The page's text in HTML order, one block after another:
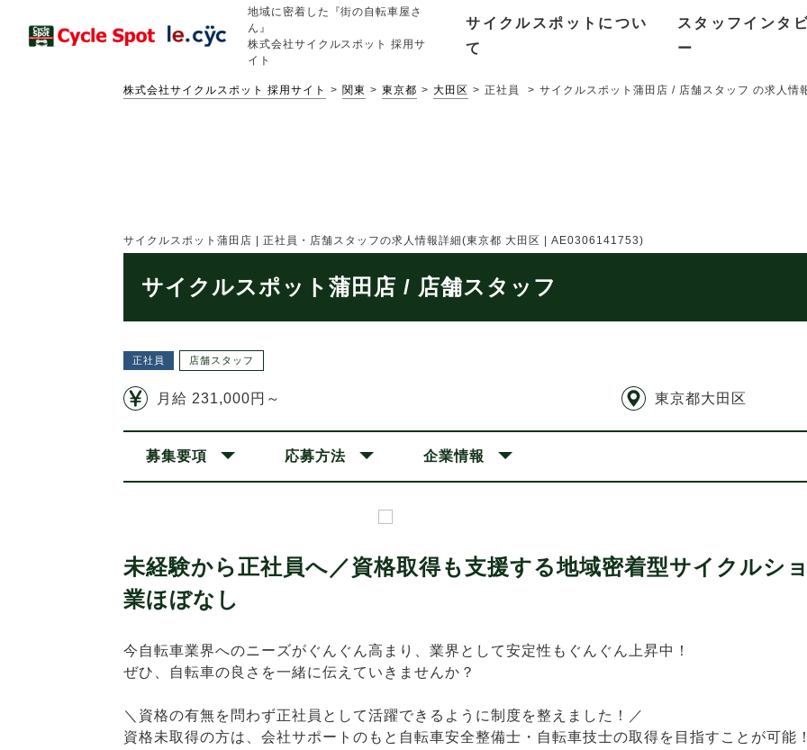
地域に密着した『街の自転車屋さ
ん』
株式会社サイクルスポット 採用サ
イト
サイクルスポットについ
て
スタッフインタ
ー
株式会社サイクルスポット 採用サイト 関東 東京都 大田区 正社員 サイクルスポット蒲田店 / 店舗スタッフ の求人
サイクルスポット蒲田店 | 正社員・店舗スタッフの求人情報詳細(東京都 大田区 | AE0306141753)
サイクルスポット蒲田店 / 店舗スタッフ
正社員 店舗スタッフ
月給 231,000円～ 東京都大田区
募集要項 応募方法 企業情報
未経験から正社員へ／資格取得も支援する地域密着型サイクルシ
業ほぼなし
今自転車業界へのニーズがぐんぐん高まり、業界として安定性もぐんぐん上昇中！
ぜひ、自転車の良さを一緒に伝えていきませんか？
＼資格の有無を問わず正社員として活躍できるように制度を整えました！／
資格未取得の方は、会社サポートのもと自転車安全整備士・自転車技士の取得を目指すことが可能